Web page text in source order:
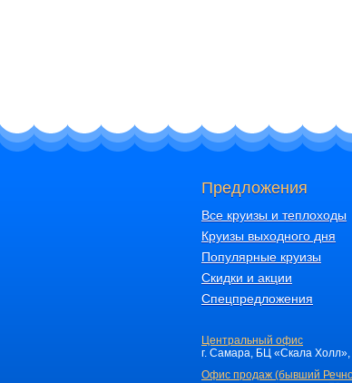
Предложения
Все круизы и теплоходы
Круизы выходного дня
Популярные круизы
Скидки и акции
Спецпредложения
Центральный офис
г. Самара, БЦ «Скала Холл»,
Офис продаж (бывший